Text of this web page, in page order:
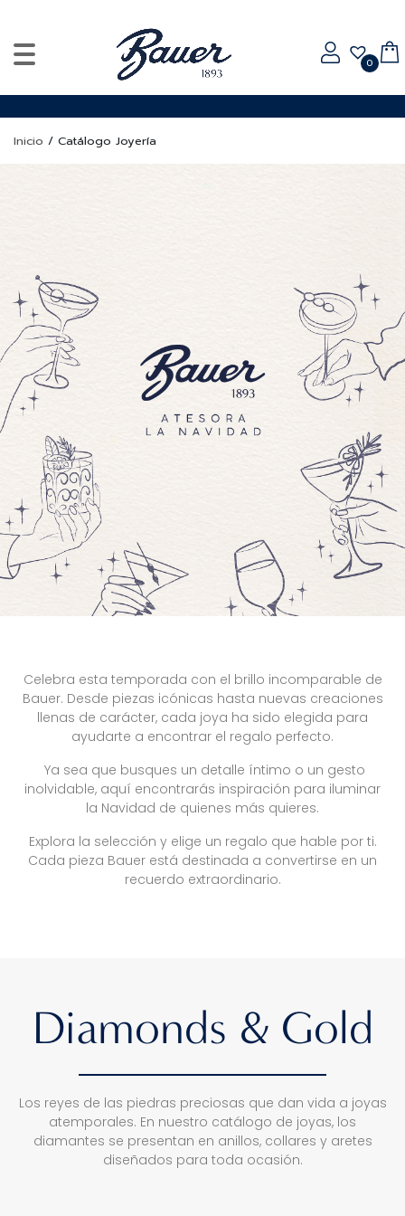
0
Inicio / Catálogo Joyería
Celebra esta temporada con el brillo incomparable de
Bauer. Desde piezas icónicas hasta nuevas creaciones
llenas de carácter, cada joya ha sido elegida para
ayudarte a encontrar el regalo perfecto.
Ya sea que busques un detalle íntimo o un gesto
inolvidable, aquí encontrarás inspiración para iluminar
la Navidad de quienes más quieres.
Explora la selección y elige un regalo que hable por ti.
Cada pieza Bauer está destinada a convertirse en un
recuerdo extraordinario.
Diamonds & Gold
Los reyes de las piedras preciosas que dan vida a joyas
atemporales. En nuestro catálogo de joyas, los
diamantes se presentan en anillos, collares y aretes
diseñados para toda ocasión.